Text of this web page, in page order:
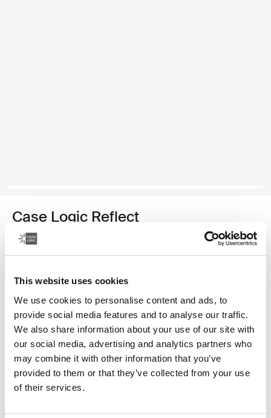
This website uses cookies
We use cookies to personalise content and ads, to
provide social media features and to analyse our traffic.
We also share information about your use of our site with
our social media, advertising and analytics partners who
may combine it with other information that you’ve
provided to them or that they’ve collected from your use
of their services.
Case Logic Reflect
funda para computadora portátil de 13 pulgadas
Color
Case Logic Reflect 13" Laptop Sleeve Negro
Case Logic Reflect 13" Laptop Sleeve Dark Blue (selected)
fabricada con una espuma con memoria que brinda